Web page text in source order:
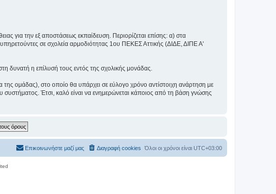
για την εξ αποστάσεως εκπαίδευση. Περιορίζεται επίσης: α) στα
σε σχολεία αρμοδιότητας 1ου ΠΕΚΕΣ Αττικής (ΔΙΔΕ, ΔΙΠΕ Α'
δυνατή η επίλυσή τους εντός της σχολικής μονάδας.
ομάδας), στο οποίο θα υπάρχει σε εύλογο χρόνο αντίστοιχη ανάρτηση με
Έτσι, καλό είναι να ενημερώνεται κάποιος από τη βάση γνώσης
Όλοι οι χρόνοι είναι UTC+03:00
Διαγραφή cookies
Επικοινωνήστε μαζί μας